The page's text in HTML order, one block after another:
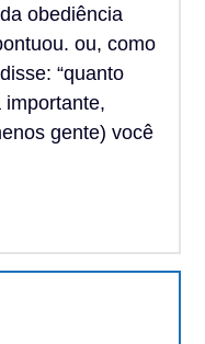
obediência
ou, como
“quanto
importante,
gente) você